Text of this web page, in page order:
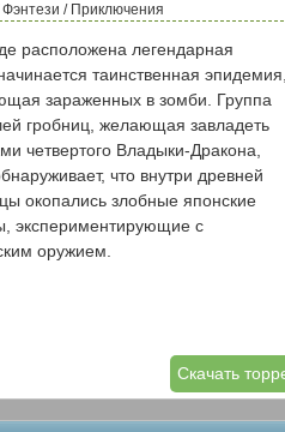
/ Приключения
расположена легендарная
таинственная эпидемия,
зараженных в зомби. Группа
гробниц, желающая завладеть
четвертого Владыки-Дракона,
что внутри древней
окопались злобные японские
экспериментирующие с
оружием.
Скачать